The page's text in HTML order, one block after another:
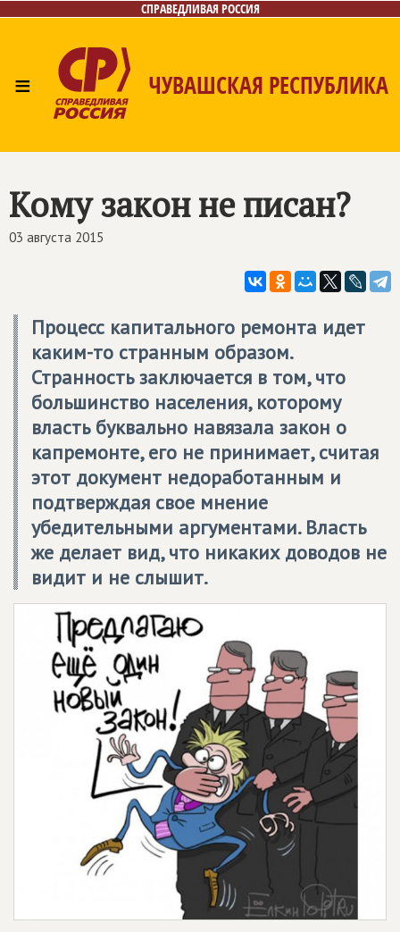
СПРАВЕДЛИВАЯ РОССИЯ
≡ ЧУВАШСКАЯ РЕСПУБЛИКА
Кому закон не писан?
03 августа 2015
Процесс капитального ремонта идет
каким-то странным образом.
Странность заключается в том, что
большинство населения, которому
власть буквально навязала закон о
капремонте, его не принимает, считая
этот документ недоработанным и
подтверждая свое мнение
убедительными аргументами. Власть
же делает вид, что никаких доводов не
видит и не слышит.